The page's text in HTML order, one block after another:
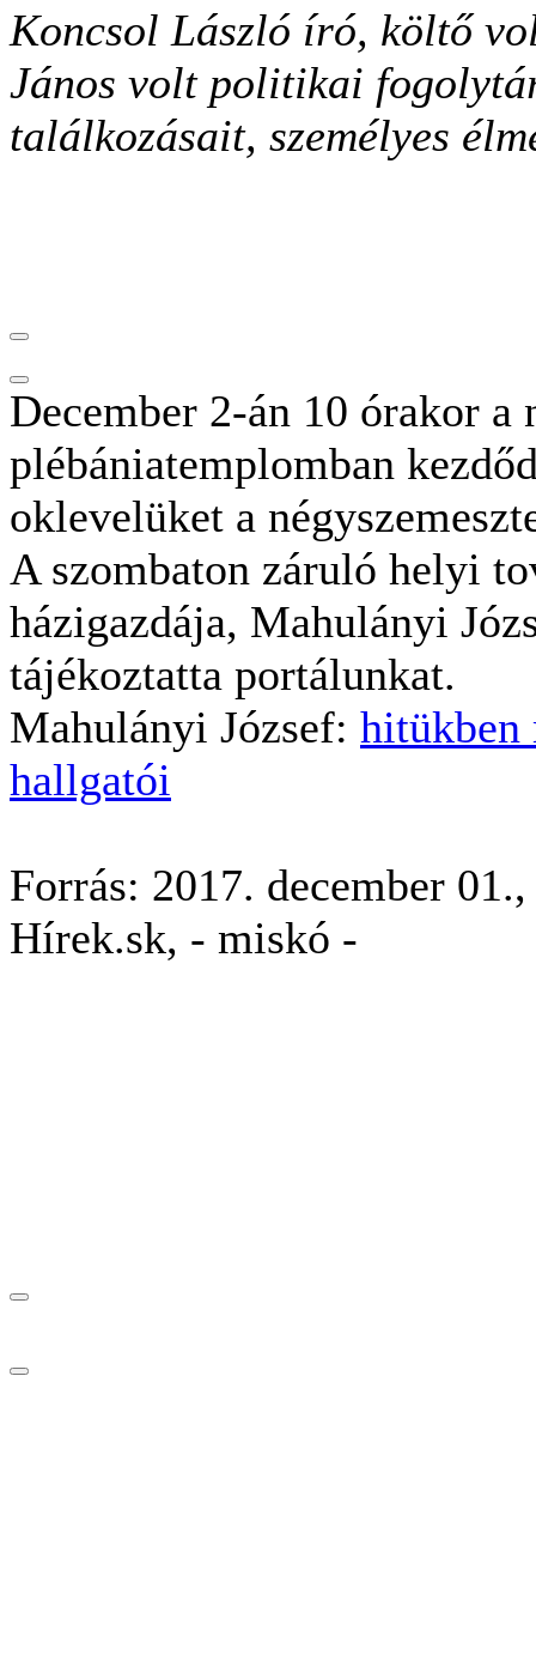
Koncsol László író, költő
János volt politikai
találkozásait, személyes
December 2-án 10 órakor
plébániatemplomban
oklevelüket a
A szombaton záruló helyi
házigazdája, Mahulányi
tájékoztatta portálunkat.
Mahulányi József: hitükben
hallgatói
Forrás: 2017. december
Hírek.sk, - miskó -